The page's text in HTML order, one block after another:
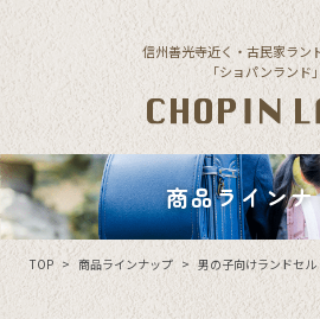
Skip to content
信州善光寺近く・古民家ラン
「ショパンランド」
商品ライン
TOP > 商品ラインナップ > 男の子向けランドセル